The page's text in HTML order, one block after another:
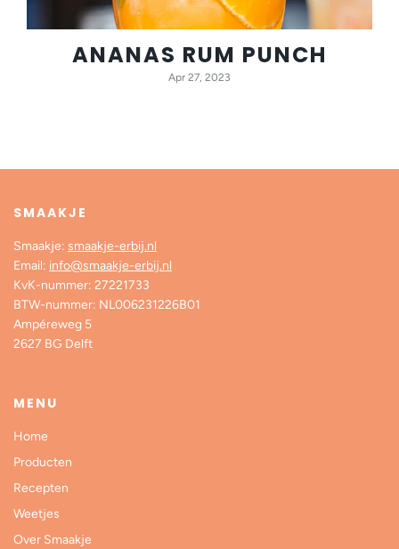
ANANAS RUM PUNCH
Apr 27, 2023
SMAAKJE
Smaakje: smaakje-erbij.nl
Email: info@smaakje-erbij.nl
KvK-nummer: 27221733
BTW-nummer: NL006231226B01
Ampéreweg 5
2627 BG Delft
MENU
Home
Producten
Recepten
Weetjes
Over Smaakje